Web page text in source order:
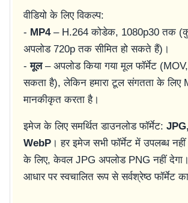
वीडियो के लिए विकल्प:
- MP4– H.264 कोडेक, 1080p30 तक
अपलोड 720p तक सीमित हो सकते हैं)।
-मूल– अपलोड किया गया मूल फॉर्मेट
सकता है), लेकिन हमारा टूल संगतता के लिए
मानकीकृत करता है।
इमेज के लिए समर्थित डाउनलोड फॉर्मेट:
WebP। हर इमेज सभी फॉर्मेट में उपलब्ध
के लिए, केवल JPG अपलोड PNG नहीं
आधार पर स्वचालित रूप से सर्वश्रेष्ठ फॉर्मेट